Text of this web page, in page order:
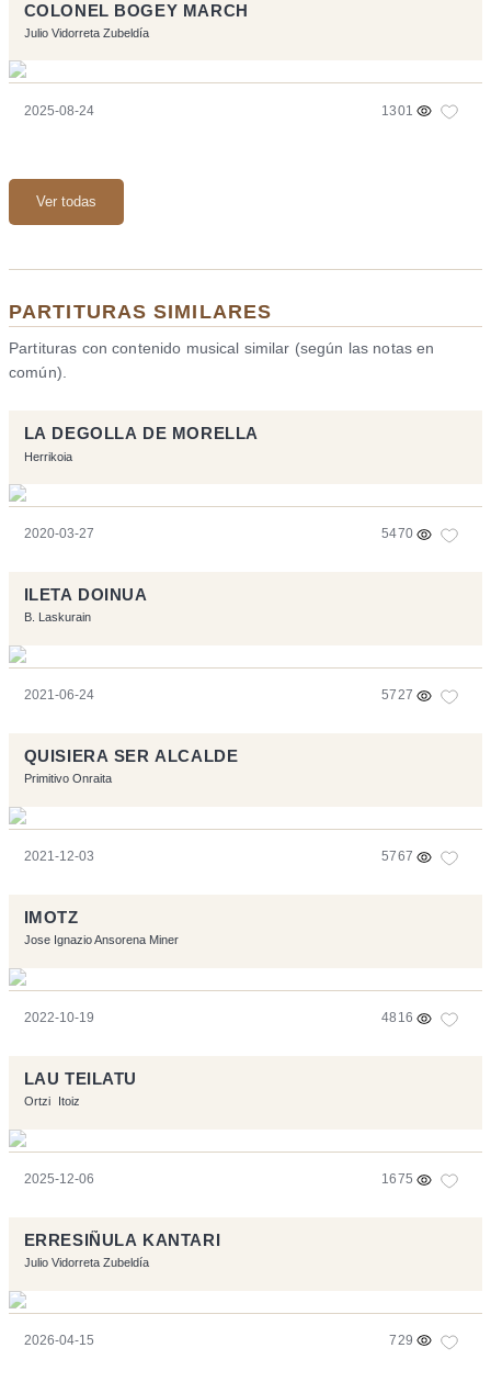
COLONEL BOGEY MARCH
Julio Vidorreta Zubeldía
2025-08-24 1301
Ver todas
PARTITURAS SIMILARES
Partituras con contenido musical similar (según las notas en
común).
LA DEGOLLA DE MORELLA
Herrikoia
2020-03-27 5470
ILETA DOINUA
B. Laskurain
2021-06-24 5727
QUISIERA SER ALCALDE
Primitivo Onraita
2021-12-03 5767
IMOTZ
Jose Ignazio Ansorena Miner
2022-10-19 4816
LAU TEILATU
Ortzi Itoiz
2025-12-06 1675
ERRESIÑULA KANTARI
Julio Vidorreta Zubeldía
2026-04-15 729